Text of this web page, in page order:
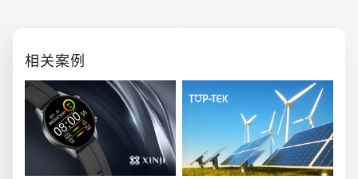
务的本质是充分挖掘
相关案例
电商及系统平台开发 · 微信小程序开发 · 年度